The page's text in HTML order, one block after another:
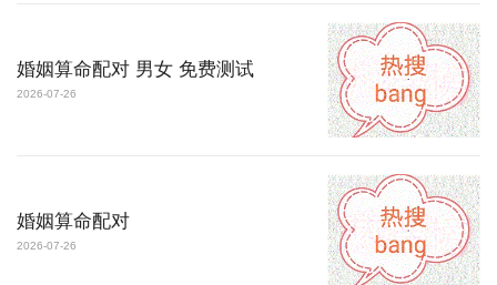
婚姻算命配对 男女 免费测试
2026-07-26
婚姻算命配对
2026-07-26